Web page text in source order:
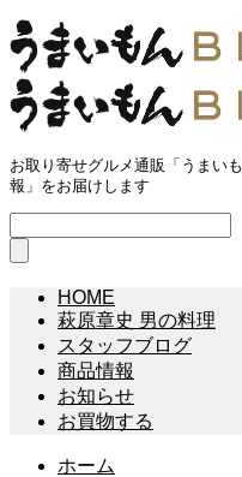
お取り寄せグルメ通販「うまい
報」をお届けします
HOME
萩原章史 男の料理
スタッフブログ
商品情報
お知らせ
お買物する
ホーム